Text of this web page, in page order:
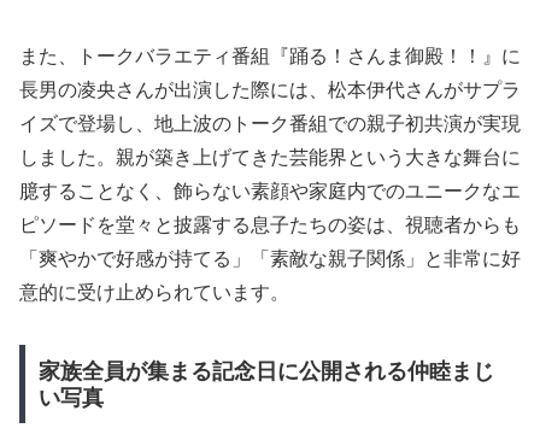
また、トークバラエティ番組『踊る！さんま御殿！！』に
長男の凌央さんが出演した際には、松本伊代さんがサプラ
イズで登場し、地上波のトーク番組での親子初共演が実現
しました。親が築き上げてきた芸能界という大きな舞台に
臆することなく、飾らない素顔や家庭内でのユニークなエ
ピソードを堂々と披露する息子たちの姿は、視聴者からも
「爽やかで好感が持てる」「素敵な親子関係」と非常に好
意的に受け止められています。
家族全員が集まる記念日に公開される仲睦まじ
い写真